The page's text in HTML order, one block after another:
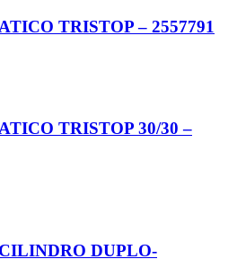
TRISTOP – 2557791
TRISTOP 30/30 –
DUPLO-